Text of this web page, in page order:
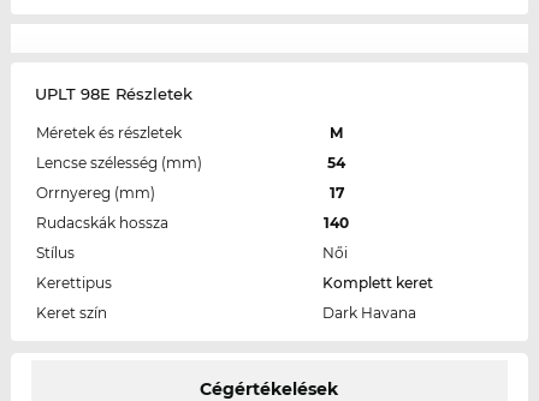
UPLT 98E Részletek
Méretek és részletek
M
Lencse szélesség (mm)
54
Orrnyereg (mm)
17
Rudacskák hossza
140
Stílus
Női
Kerettipus
Komplett keret
Keret szín
Dark Havana
Cégértékelések